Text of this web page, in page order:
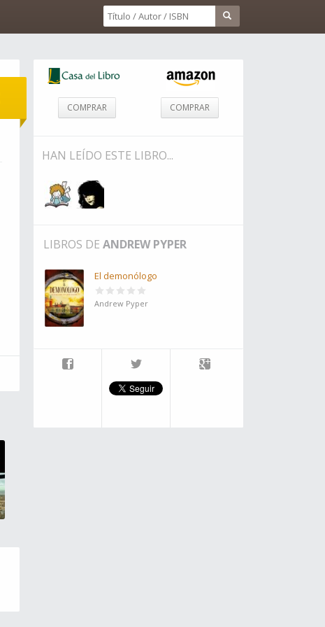
COMPRAR COMPRAR
HAN LEÍDO ESTE LIBRO...
LIBROS DE ANDREW PYPER
El demonólogo
Andrew Pyper